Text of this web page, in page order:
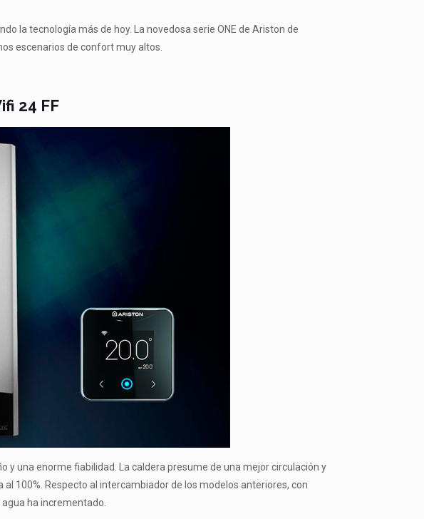
la tecnología más de hoy. La novedosa serie ONE de Ariston de
escenarios de confort muy altos.
24 FF
y una enorme fiabilidad. La caldera presume de una mejor circulación y
100%. Respecto al intercambiador de los modelos anteriores, con
ha incrementado.